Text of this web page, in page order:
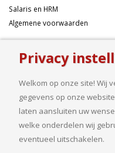
Salaris en HRM
Algemene voorwaarden
Over ons
Ondernemen betekent risico’s
samengesteld mogelijk. Of u
goed financieel plan, uw
cijfers, uw jaarcijfers
nodig heeft, bij ons bent u aan
Privacy
Welkom op onze site! Wij
gegevens op onze
laten aansluiten uw
welke onderdelen wij
eventueel uitschakelen.